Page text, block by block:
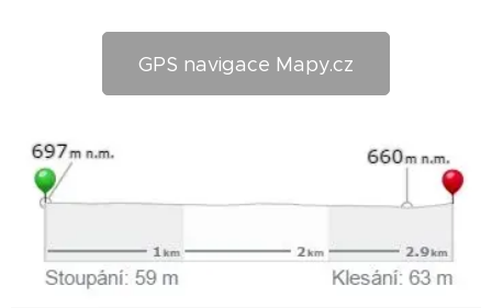
GPS navigace Mapy.cz